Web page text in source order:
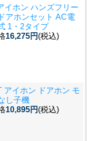
イホン ハンズフリー
アホンセット AC電
1・2タイプ
16,275円 (税込)
アイホン ドアホン モ
し子機
10,895円 (税込)